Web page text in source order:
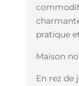
pratique
Maison
En rez de